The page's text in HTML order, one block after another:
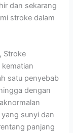
dan sekarang
stroke dalam
Stroke
satu penyebab
dengan
sunyi dan
panjang